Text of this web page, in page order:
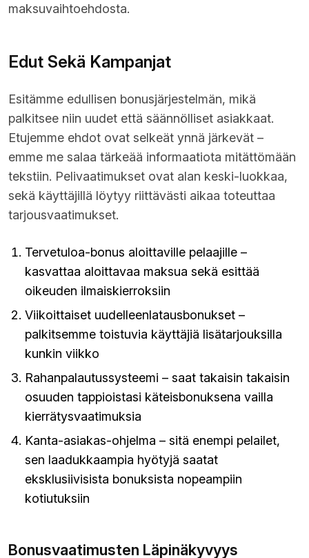
maksuvaihtoehdosta.
Edut Sekä Kampanjat
Esitämme edullisen bonusjärjestelmän, mikä
palkitsee niin uudet että säännölliset asiakkaat.
Etujemme ehdot ovat selkeät ynnä järkevät –
emme me salaa tärkeää informaatiota mitättömään
tekstiin. Pelivaatimukset ovat alan keski-luokkaa,
sekä käyttäjillä löytyy riittävästi aikaa toteuttaa
tarjousvaatimukset.
Tervetuloa-bonus aloittaville pelaajille –
kasvattaa aloittavaa maksua sekä esittää
oikeuden ilmaiskierroksiin
Viikoittaiset uudelleenlatausbonukset –
palkitsemme toistuvia käyttäjiä lisätarjouksilla
kunkin viikko
Rahanpalautussysteemi – saat takaisin takaisin
osuuden tappioistasi käteisbonuksena vailla
kierrätysvaatimuksia
Kanta-asiakas-ohjelma – sitä enempi pelailet,
sen laadukkaampia hyötyjä saatat
eksklusiivisista bonuksista nopeampiin
kotiutuksiin
Bonusvaatimusten Läpinäkyvyys